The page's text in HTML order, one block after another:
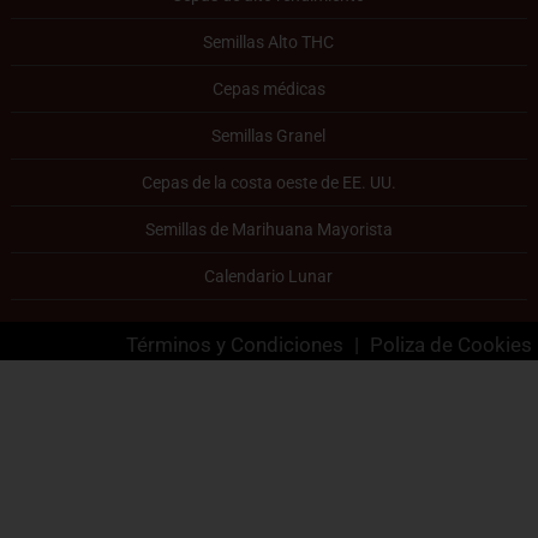
Semillas Alto THC
Cepas médicas
Semillas Granel
Cepas de la costa oeste de EE. UU.
Semillas de Marihuana Mayorista
Calendario Lunar
Términos y Condiciones | Poliza de Cookies